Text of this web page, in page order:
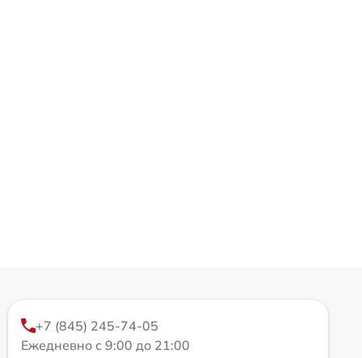
+7 (845) 245-74-05
Ежедневно с 9:00 до 21:00